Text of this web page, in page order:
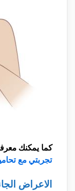
كما يمكنك
تجربتي مع
الاعراض